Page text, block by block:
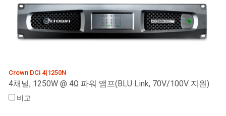
Crown DCi 4|1250N
4채널, 1250W @ 4Ω 파워 앰프(BLU Link, 70V/100V 지원)
비교